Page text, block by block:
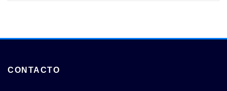
CONTACTO